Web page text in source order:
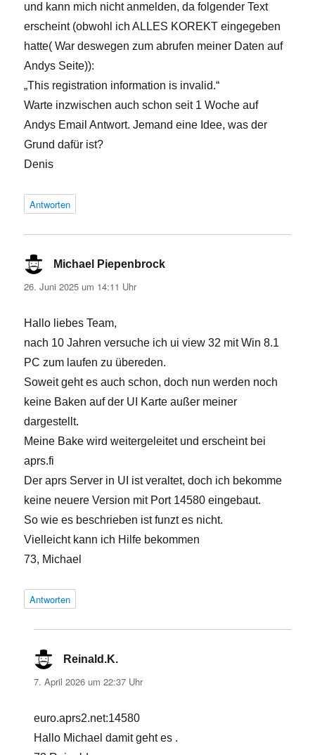
und kann mich nicht anmelden, da folgender Text
erscheint (obwohl ich ALLES KOREKT eingegeben
hatte( War deswegen zum abrufen meiner Daten auf
Andys Seite)):
„This registration information is invalid.“
Warte inzwischen auch schon seit 1 Woche auf
Andys Email Antwort. Jemand eine Idee, was der
Grund dafür ist?
Denis
Antworten
Michael Piepenbrock
26. Juni 2025 um 14:11 Uhr
Hallo liebes Team,
nach 10 Jahren versuche ich ui view 32 mit Win 8.1
PC zum laufen zu übereden.
Soweit geht es auch schon, doch nun werden noch
keine Baken auf der UI Karte außer meiner
dargestellt.
Meine Bake wird weitergeleitet und erscheint bei
aprs.fi
Der aprs Server in UI ist veraltet, doch ich bekomme
keine neuere Version mit Port 14580 eingebaut.
So wie es beschrieben ist funzt es nicht.
Vielleicht kann ich Hilfe bekommen
73, Michael
Antworten
Reinald.K.
7. April 2026 um 22:37 Uhr
euro.aprs2.net:14580
Hallo Michael damit geht es .